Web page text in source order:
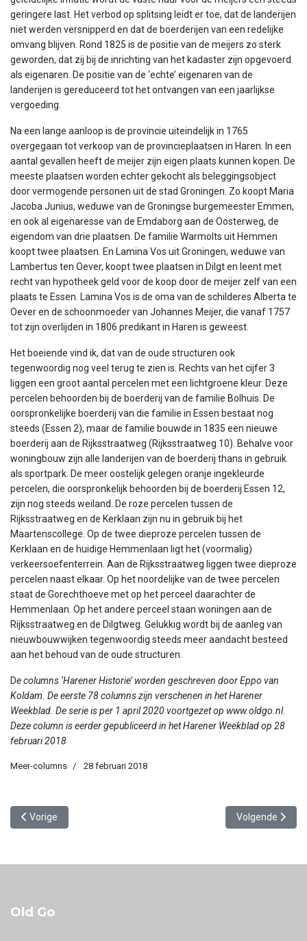
geringere last. Het verbod op splitsing leidt er toe, dat de landerijen
niet werden versnipperd en dat de boerderijen van een redelijke
omvang blijven. Rond 1825 is de positie van de meijers zo sterk
geworden, dat zij bij de inrichting van het kadaster zijn opgevoerd
als eigenaren. De positie van de ‘echte’ eigenaren van de
landerijen is gereduceerd tot het ontvangen van een jaarlijkse
vergoeding.
Na een lange aanloop is de provincie uiteindelijk in 1765
overgegaan tot verkoop van de provincieplaatsen in Haren. In een
aantal gevallen heeft de meijer zijn eigen plaats kunnen kopen. De
meeste plaatsen worden echter gekocht als beleggingsobject
door vermogende personen uit de stad Groningen. Zo koopt Maria
Jacoba Junius, weduwe van de Groningse burgemeester Emmen,
en ook al eigenaresse van de Emdaborg aan de Oosterweg, de
eigendom van drie plaatsen. De familie Warmolts uit Hemmen
koopt twee plaatsen. En Lamina Vos uit Groningen, weduwe van
Lambertus ten Oever, koopt twee plaatsen in Dilgt en leent met
recht van hypotheek geld voor de koop door de meijer zelf van een
plaats te Essen. Lamina Vos is de oma van de schilderes Alberta te
Oever en de schoonmoeder van Johannes Meijer, die vanaf 1757
tot zijn overlijden in 1806 predikant in Haren is geweest.
Het boeiende vind ik, dat van de oude structuren ook
tegenwoordig nog veel terug te zien is. Rechts van het cijfer 3
liggen een groot aantal percelen met een lichtgroene kleur. Deze
percelen behoorden bij de boerderij van de familie Bolhuis. De
oorspronkelijke boerderij van die familie in Essen bestaat nog
steeds (Essen 2), maar de familie bouwde in 1835 een nieuwe
boerderij aan de Rijksstraatweg (Rijksstraatweg 10). Behalve voor
woningbouw zijn alle landerijen van de boerderij thans in gebruik
als sportpark. De meer oostelijk gelegen oranje ingekleurde
percelen, die oorspronkelijk behoorden bij de boerderij Essen 12,
zijn nog steeds weiland. De roze percelen tussen de
Rijksstraatweg en de Kerklaan zijn nu in gebruik bij het
Maartenscollege. Op de twee dieproze percelen tussen de
Kerklaan en de huidige Hemmenlaan ligt het (voormalig)
verkeersoefenterrein. Aan de Rijksstraatweg liggen twee dieproze
percelen naast elkaar. Op het noordelijke van de twee percelen
staat de Gorechthoeve met op het perceel daarachter de
Hemmenlaan. Op het andere perceel staan woningen aan de
Rijksstraatweg en de Dilgtweg. Gelukkig wordt bij de aanleg van
nieuwbouwwijken tegenwoordig steeds meer aandacht besteed
aan het behoud van de oude structuren.
De columns ‘Harener Historie’ worden geschreven door Eppo van
Koldam. De eerste 78 columns zijn verschenen in het Harener
Weekblad. De serie is per 1 april 2020 voortgezet op www.oldgo.nl.
Deze column is eerder gepubliceerd in het Harener Weekblad op 28
februari 2018
Meer-columns 28 februari 2018
Vorig artikel: Wijkzuster Nelly Wartena
Vorige Volgende
Volgende
Old Go